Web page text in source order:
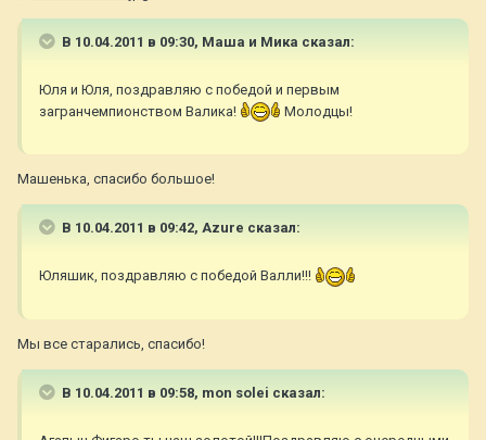
В 10.04.2011 в 09:30, Маша и Мика сказал:
Юля и Юля, поздравляю с победой и первым
загранчемпионством Валика!
Молодцы!
Машенька, спасибо большое!
В 10.04.2011 в 09:42, Azure сказал:
Юляшик, поздравляю с победой Валли!!!
Мы все старались, спасибо!
В 10.04.2011 в 09:58, mon solei сказал: